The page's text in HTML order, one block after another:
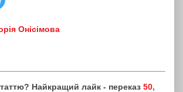
Онісімова
Найкращий лайк - переказ 50,